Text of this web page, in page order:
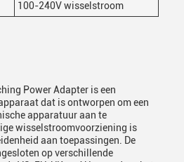
100-240V wisselstroom
Power Adapter is een
dat is ontworpen om een
apparatuur aan te
wisselstroomvoorziening is
aan toepassingen. De
op verschillende